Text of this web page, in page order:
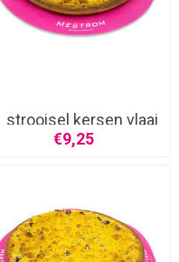
strooisel kersen vlaai
half
€9,25